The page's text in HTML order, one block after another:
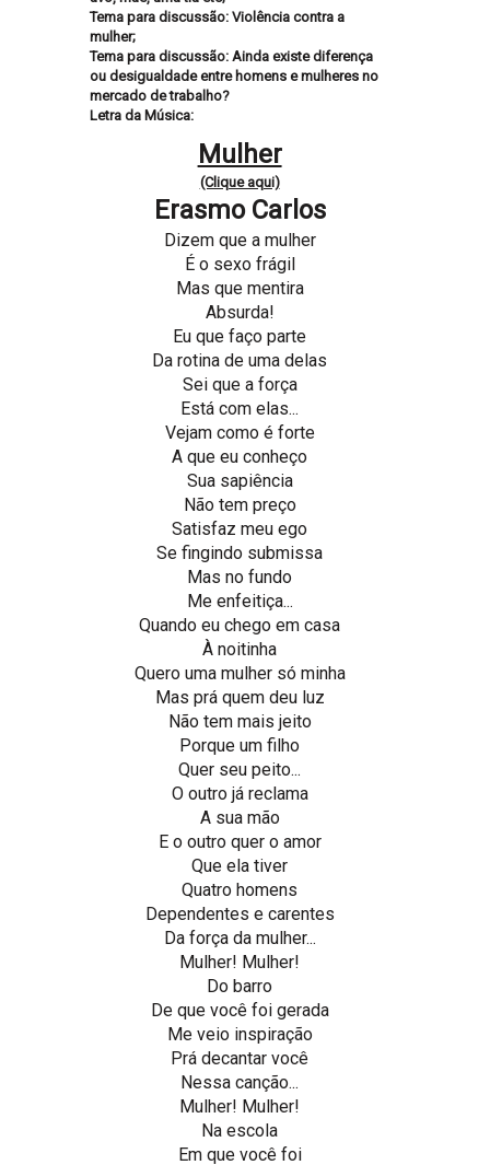
Tema para discussão: Violência contra a
mulher;
Tema para discussão: Ainda existe diferença
ou desigualdade entre homens e mulheres no
mercado de trabalho?
Letra da Música:
Mulher
(Clique aqui)
Erasmo Carlos
Dizem que a mulher
É o sexo frágil
Mas que mentira
Absurda!
Eu que faço parte
Da rotina de uma delas
Sei que a força
Está com elas...
Vejam como é forte
A que eu conheço
Sua sapiência
Não tem preço
Satisfaz meu ego
Se fingindo submissa
Mas no fundo
Me enfeitiça...
Quando eu chego em casa
À noitinha
Quero uma mulher só minha
Mas prá quem deu luz
Não tem mais jeito
Porque um filho
Quer seu peito...
O outro já reclama
A sua mão
E o outro quer o amor
Que ela tiver
Quatro homens
Dependentes e carentes
Da força da mulher...
Mulher! Mulher!
Do barro
De que você foi gerada
Me veio inspiração
Prá decantar você
Nessa canção...
Mulher! Mulher!
Na escola
Em que você foi